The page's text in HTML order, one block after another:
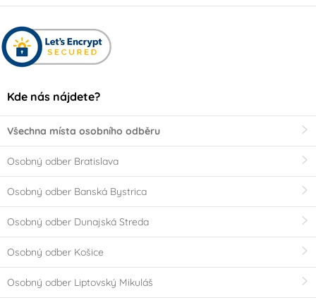
Kde nás nájdete?
Všechna místa osobního odběru
Osobný odber Bratislava
Osobný odber Banská Bystrica
Osobný odber Dunajská Streda
Osobný odber Košice
Osobný odber Liptovský Mikuláš